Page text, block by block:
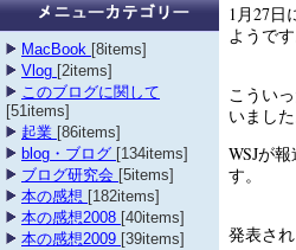
1月27日
ようです
こうい
いました
WSJが
す。
発表され
MacBook [8items]
Vlog [2items]
このブログに関して
[51items]
起業 [86items]
blog・ブログ [134items]
ブログ研究会 [5items]
本の感想 [182items]
本の感想2008 [40items]
本の感想2009 [39items]